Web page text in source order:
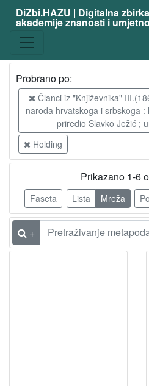
DiZbi.HAZU | Digitalna
akademije znanosti i
Probrano po:
Članci iz "Književnika"
naroda hrvatskoga i srbskoga :
priredio Slavko Ježić ;
Holding
Prikazano 1-6
Faseta Lista Mreža
+